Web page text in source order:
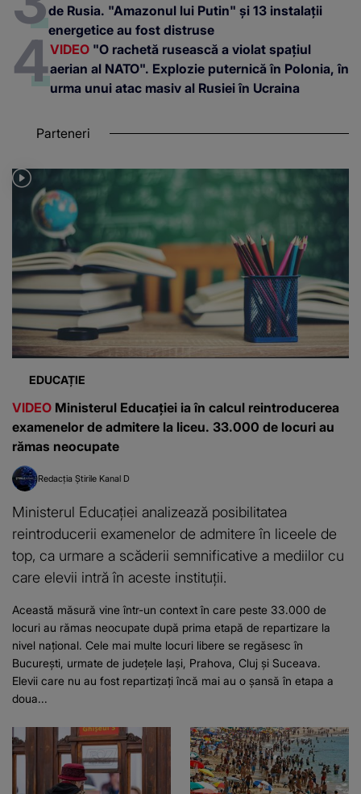
de Rusia. "Amazonul lui Putin" și 13 instalații
energetice au fost distruse
VIDEO "O rachetă rusească a violat spațiul
aerian al NATO". Explozie puternică în Polonia, în
urma unui atac masiv al Rusiei în Ucraina
Parteneri
EDUCAȚIE
VIDEO Ministerul Educației ia în calcul reintroducerea
examenelor de admitere la liceu. 33.000 de locuri au
rămas neocupate
Redacția Știrile Kanal D
Ministerul Educației analizează posibilitatea
reintroducerii examenelor de admitere în liceele de
top, ca urmare a scăderii semnificative a mediilor cu
care elevii intră în aceste instituții.
Această măsură vine într-un context în care peste 33.000 de
locuri au rămas neocupate după prima etapă de repartizare la
nivel național. Cele mai multe locuri libere se regăsesc în
București, urmate de județele Iași, Prahova, Cluj și Suceava.
Elevii care nu au fost repartizați încă mai au o șansă în etapa a
doua...